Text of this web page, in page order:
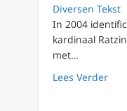
het ‘Hitler-fetisjisme!
Diversen Tekst
In 2004
kardinaal
met…
Lees Verder